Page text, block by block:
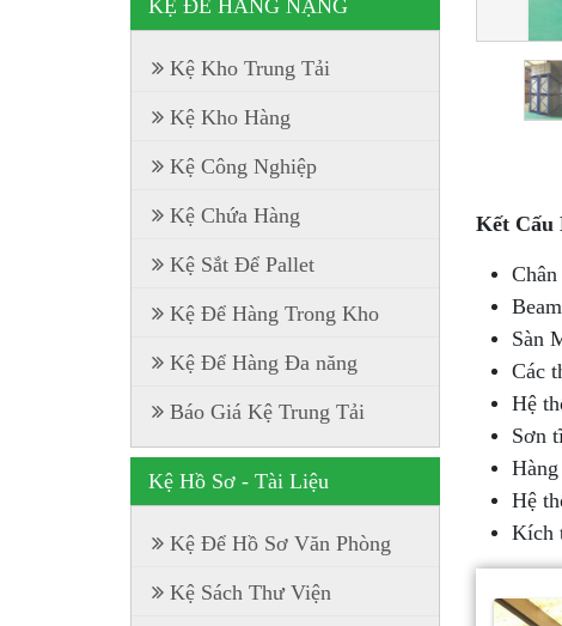
Kết Cấu
Sàn
Các
Hệ
Sơn
Hệ
Kích
KỆ ĐỂ HÀNG NẶNG
Kệ Kho Trung Tải
Kệ Kho Hàng
Kệ Công Nghiệp
Kệ Chứa Hàng
Kệ Sắt Để Pallet
Kệ Để Hàng Trong Kho
Kệ Để Hàng Đa năng
Báo Giá Kệ Trung Tải
Kệ Hồ Sơ - Tài Liệu
Kệ Để Hồ Sơ Văn Phòng
Kệ Sách Thư Viện